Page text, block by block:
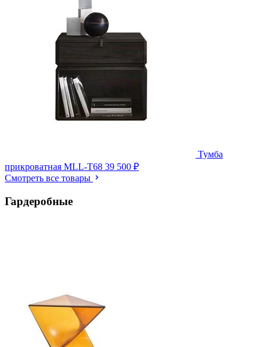
Тумба
прикроватная MLL-T68 39 500 ₽
Смотреть все товары
Гардеробные